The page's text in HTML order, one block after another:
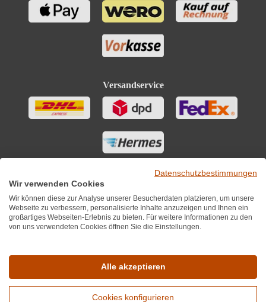
Versandservice
Datenschutzbestimmungen
Wir verwenden Cookies
Wir können diese zur Analyse unserer Besucherdaten platzieren, um unsere
Webseite zu verbessern, personalisierte Inhalte anzuzeigen und Ihnen ein
großartiges Webseiten-Erlebnis zu bieten. Für weitere Informationen zu den
von uns verwendeten Cookies öffnen Sie die Einstellungen.
Alle akzeptieren
Cookies konfigurieren